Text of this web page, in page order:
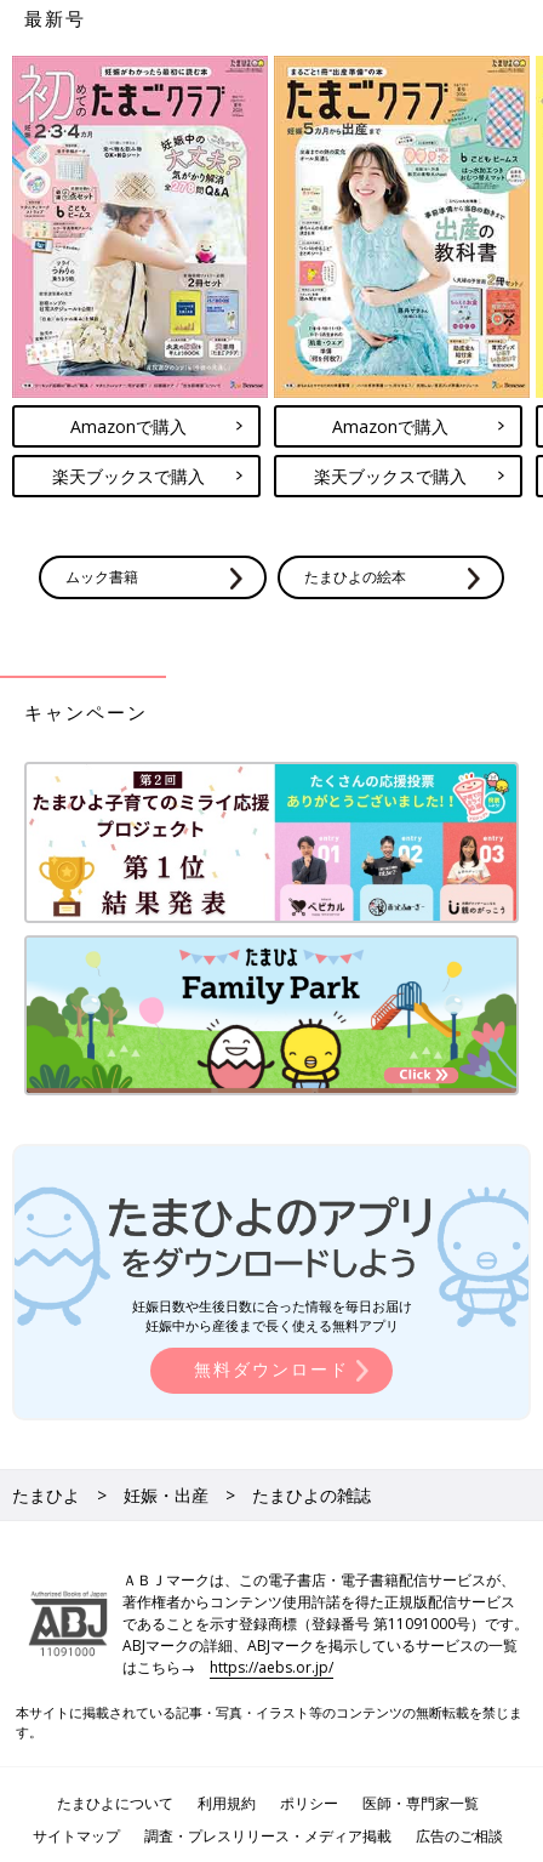
最新号
Amazonで購入
楽天ブックスで購入
Amazonで購入
楽天ブックスで購入
ムック書籍 たまひよの絵本
キャンペーン
妊娠日数や生後日数に合った情報を毎日お届け
妊娠中から産後まで長く使える無料アプリ
無料ダウンロード
たまひよ 妊娠・出産 たまひよの雑誌
ＡＢＪマークは、この電子書店・電子書籍配信サービスが、
著作権者からコンテンツ使用許諾を得た正規版配信サービス
であることを示す登録商標（登録番号 第11091000号）です。
ABJマークの詳細、ABJマークを掲示しているサービスの一覧
はこちら→https://aebs.or.jp/
本サイトに掲載されている記事・写真・イラスト等のコンテンツの無断転載を禁じま
す。
たまひよについて 利用規約 ポリシー
医師・専門家一覧
サイトマップ
調査・プレスリリース・メディア掲載
広告のご相談